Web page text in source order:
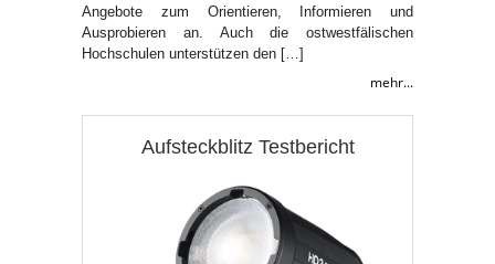
Angebote zum Orientieren, Informieren und
Ausprobieren an. Auch die ostwestfälischen
Hochschulen unterstützen den […]
mehr...
Aufsteckblitz Testbericht